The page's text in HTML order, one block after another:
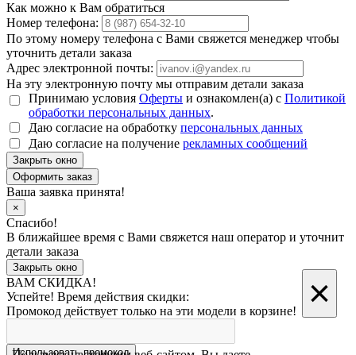
Как можно к Вам обратиться
Номер телефона:
По этому номеру телефона с Вами свяжется менеджер чтобы
уточнить детали заказа
Адрес электронной почты:
На эту электронную почту мы отправим детали заказа
Принимаю условия Оферты и ознакомлен(а) с Политикой
обработки персональных данных.
Даю согласие на обработку персональных данных
Даю согласие на получение рекламных сообщений
Закрыть окно
Ваша заявка принята!
×
Спасибо!
В ближайшее время с Вами свяжется наш оператор и уточнит
детали заказа
Закрыть окно
×
ВАМ СКИДКА!
Успейте! Время действия скидки:
Промокод действует только на эти модели в корзине!
Использовать промокод